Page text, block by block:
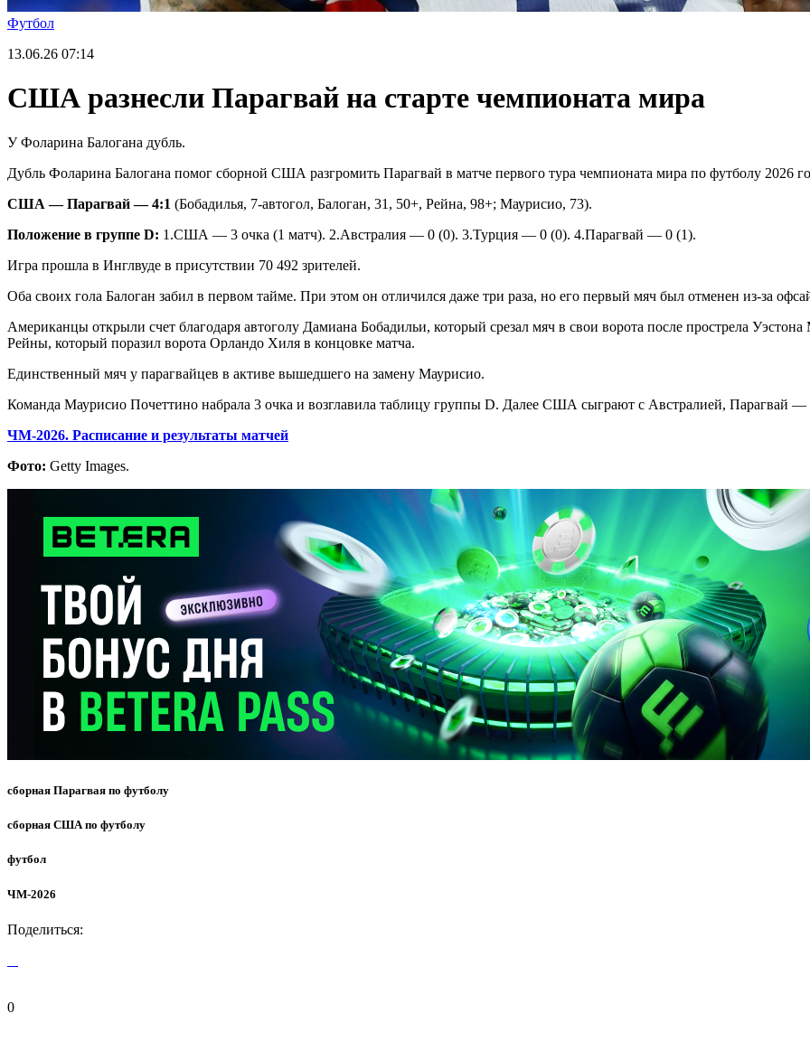
Футбол
13.06.26 07:14
США разнесли Парагвай на старте чемпионата мира
У Фоларина Балогана дубль.
Дубль Фоларина Балогана помог сборной США разгромить Парагвай в матче первого тура чемпионата мира по футболу 2026
США — Парагвай — 4:1 (Бобадилья, 7-автогол, Балоган, 31, 50+, Рейна, 98+; Маурисио, 73).
Положение в группе D: 1.США — 3 очка (1 матч). 2.Австралия — 0 (0). 3.Турция — 0 (0). 4.Парагвай — 0 (1).
Игра прошла в Инглвуде в присутствии 70 492 зрителей.
Оба своих гола Балоган забил в первом тайме. При этом он отличился даже три раза, но его первый мяч был отменен из-за
Американцы открыли счет благодаря автоголу Дамиана Бобадильи, который срезал мяч в свои ворота после прострела
Рейны, который поразил ворота Орландо Хиля в концовке матча.
Единственный мяч у парагвайцев в активе вышедшего на замену Маурисио.
Команда Маурисио Почеттино набрала 3 очка и возглавила таблицу группы D. Далее США сыграют с Австралией, Парагвай —
ЧМ-2026. Расписание и результаты матчей
Фото: Getty Images.
сборная Парагвая по футболу
сборная США по футболу
футбол
ЧМ-2026
Поделиться:
0